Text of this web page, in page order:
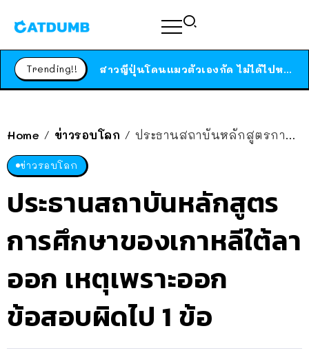
Trending!! ได้เวลาเด็กหนวดรวมตัว RF Online Next เปิดให้เล่นแล้ว เกม Sci-Fi MMORPG ระดับตำนาน เล่นได้ทั้งมือถือและ PC
Home / ข่าวรอบโลก / ประธานสถาบันหลักสูตรการศึกษาของเกาหลีใต้ลาออก เหตุเพราะออกข้อสอบผิดไป 1 ข้อ
ข่าวรอบโลก
ประธานสถาบันหลักสูตร
การศึกษาของเกาหลีใต้ลา
ออก เหตุเพราะออก
ข้อสอบผิดไป 1 ข้อ